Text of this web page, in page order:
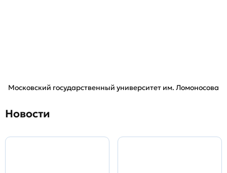
Московский государственный университет им. Ломоносова
Новости